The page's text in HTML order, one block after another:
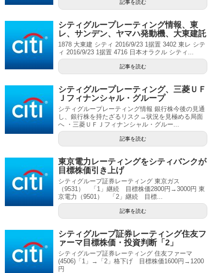
記事を読む
シティグループレーティング情報、東
レ、サンデン、ヤマハ発動機、大東建託
1878 大東建 シティ 2016/9/23 1据置 3402 東レ シテ
ィ 2016/9/23 1据置 4716 日本オラクル シティ...
記事を読む
シティグループレーティング、三菱ＵＦ
Ｊフィナンシャル・グループ
シティグループレーティング情報 銀行株今後の見通
し、銀行株を持たざるリスク→状況を見極める局面
へ ・三菱ＵＦＪフィナンシャル・グルー...
記事を読む
東京電力レーティングをシティバンクが
目標株価引き上げ
シティグループ証券レーティング 東京ガス
（9531） 「1」継続 目標株価2800円→3000円 東
京電力（9501） 「2」継続 目標...
記事を読む
シティグループ証券レーティング住友フ
ァーマ目標株価・投資判断「2」
シティグループ証券レーティング 住友ファーマ
(4506)「1」→「2」格下げ 目標株価1600円→1200
円